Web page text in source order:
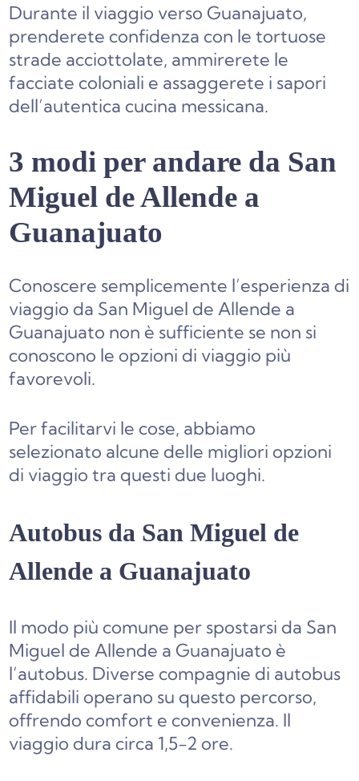
Durante il viaggio verso Guanajuato,
prenderete confidenza con le tortuose
strade acciottolate, ammirerete le
facciate coloniali e assaggerete i sapori
dell’autentica cucina messicana.
3 modi per andare da San
Miguel de Allende a
Guanajuato
Conoscere semplicemente l’esperienza di
viaggio da San Miguel de Allende a
Guanajuato non è sufficiente se non si
conoscono le opzioni di viaggio più
favorevoli.
Per facilitarvi le cose, abbiamo
selezionato alcune delle migliori opzioni
di viaggio tra questi due luoghi.
Autobus da San Miguel de
Allende a Guanajuato
Il modo più comune per spostarsi da San
Miguel de Allende a Guanajuato è
l’autobus. Diverse compagnie di autobus
affidabili operano su questo percorso,
offrendo comfort e convenienza. Il
viaggio dura circa 1,5-2 ore.